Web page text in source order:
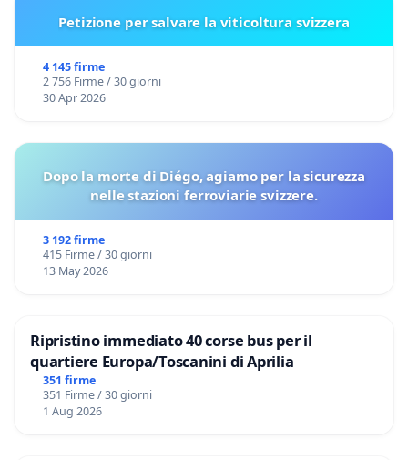
Petizione per salvare la viticoltura svizzera
4 145 firme
2 756 Firme / 30 giorni
30 Apr 2026
Dopo la morte di Diégo, agiamo per la sicurezza
nelle stazioni ferroviarie svizzere.
3 192 firme
415 Firme / 30 giorni
13 May 2026
Ripristino immediato 40 corse bus per il
quartiere Europa/Toscanini di Aprilia
351 firme
351 Firme / 30 giorni
1 Aug 2026